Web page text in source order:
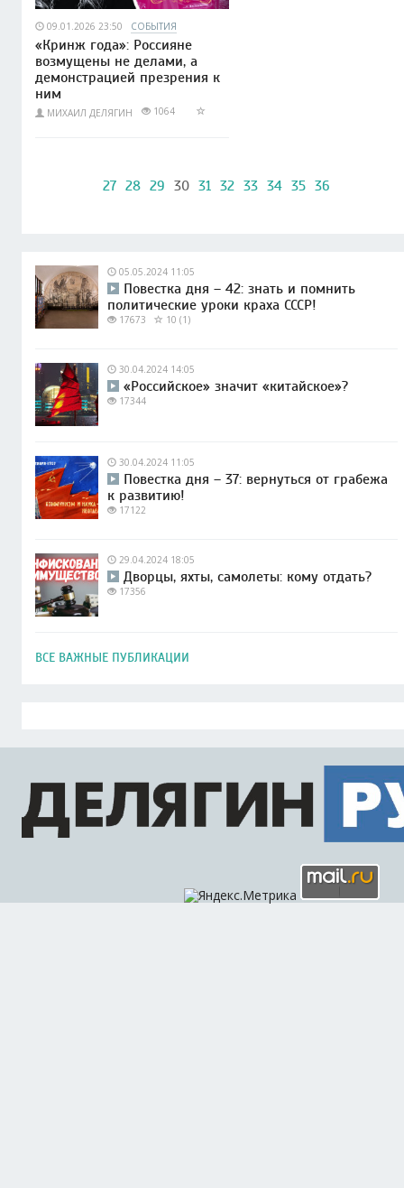
09.01.2026 23:50 СОБЫТИЯ
«Кринж года»: Россияне
возмущены не делами, а
демонстрацией презрения к
ним
МИХАИЛ ДЕЛЯГИН 1064
27 28 29 30 31 32 33 34 35 36
05.05.2024 11:05
Повестка дня – 42: знать и помнить
политические уроки краха СССР!
17673 10 (1)
30.04.2024 14:05
«Российское» значит «китайское»?
17344
30.04.2024 11:05
Повестка дня – 37: вернуться от грабежа
к развитию!
17122
29.04.2024 18:05
Дворцы, яхты, самолеты: кому отдать?
17356
ВСЕ ВАЖНЫЕ ПУБЛИКАЦИИ